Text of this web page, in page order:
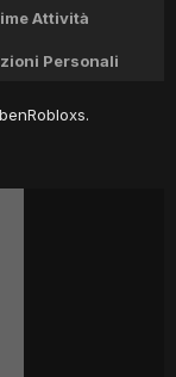
Attività
Personali